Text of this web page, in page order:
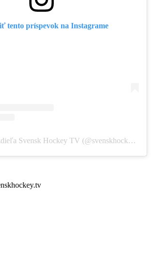
tento príspevok na Instagrame
Príspevok, ktorý zdieľa Svensk Hockey TV (@svenskhockey.tv)